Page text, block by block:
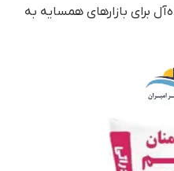
برای بازارهای همسایه به